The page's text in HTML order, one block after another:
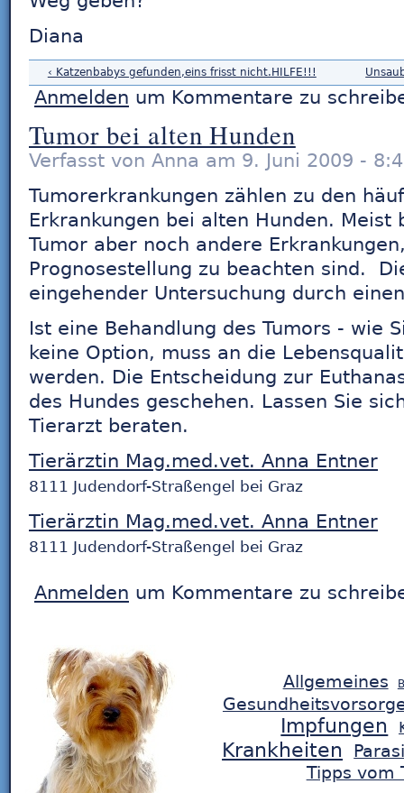
Diana
‹ Katzenbabys gefunden,eins frisst nicht.HILFE!!!
Anmelden um Kommentare zu
Tumor bei alten Hunden
Verfasst von Anna am 9. Juni 2009 -
Tumorerkrankungen zählen zu den
Erkrankungen bei alten Hunden. Meist
Tumor aber noch andere
Prognosestellung zu beachten sind.
eingehender Untersuchung durch
Ist eine Behandlung des Tumors - wie
keine Option, muss an die
werden. Die Entscheidung zur
des Hundes geschehen. Lassen Sie
Tierarzt beraten.
Tierärztin Mag.med.vet. Anna Entner
8111 Judendorf-Straßengel bei Graz
Tierärztin Mag.med.vet. Anna Entner
8111 Judendorf-Straßengel bei Graz
Anmelden um Kommentare zu
Allgemeines
Impfungen
Krankheiten
Tipps vom